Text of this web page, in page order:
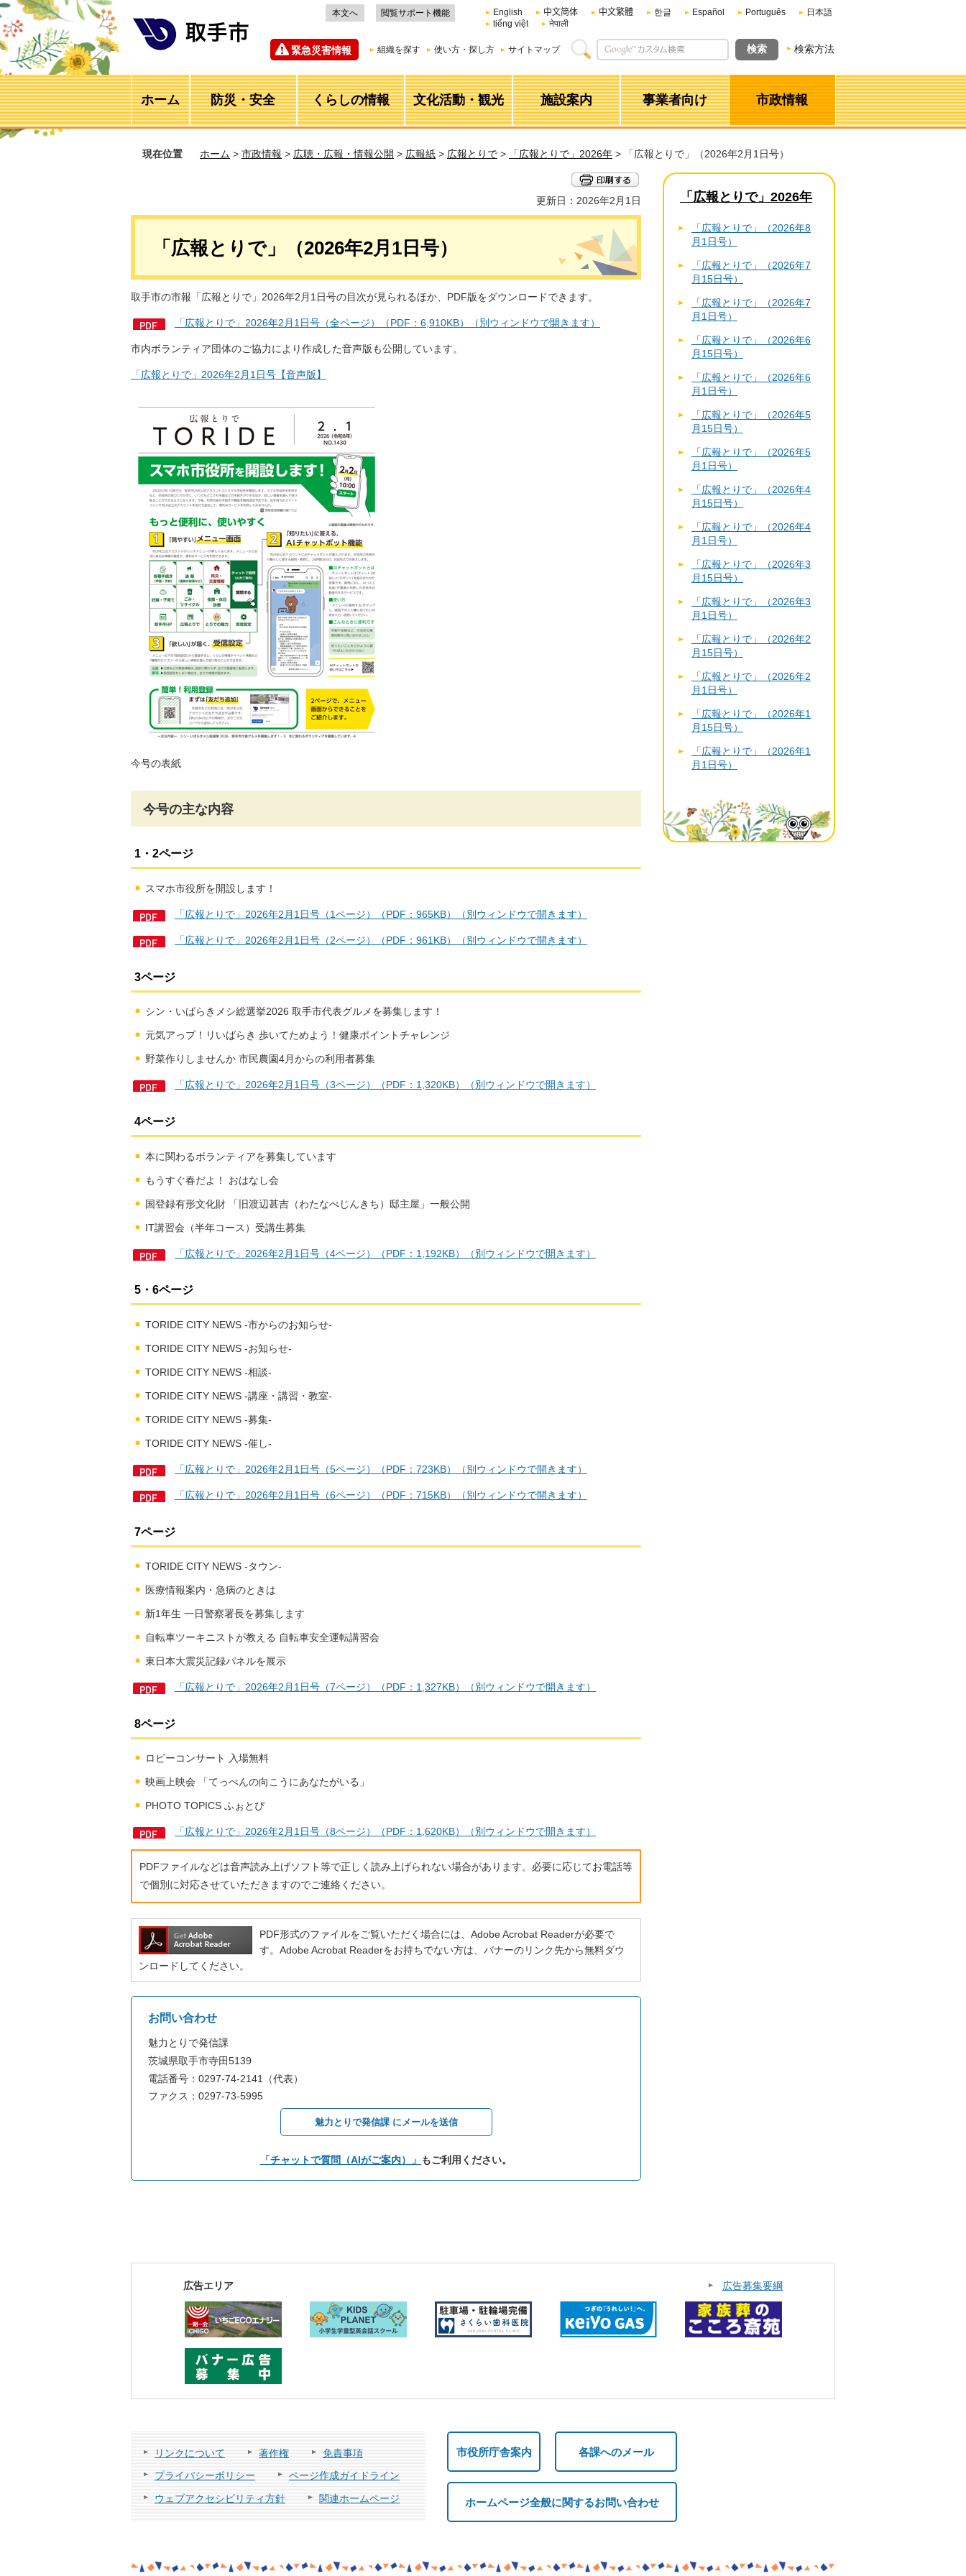
本文へ 閲覧サポート機能 English 中文简体 中文繁體 한글 Español Português
日本語
tiếng việt
नेपाली
緊急災害情報 組織を探す 使い方・探し方 サイトマップ 検索方法
ホーム 防災・安全 くらしの情報 文化活動・観光 施設案内 事業者向け 市政情報
現在位置 ホーム > 市政情報 > 広聴・広報・情報公開 > 広報紙 > 広報とりで > 「広報とりで」2026年 > 「広報とりで」（2026年2月1日号）
更新日：2026年2月1日
「広報とりで」（2026年2月1日号）
取手市の市報「広報とりで」2026年2月1日号の目次が見られるほか、PDF版をダウンロードできます。
「広報とりで」2026年2月1日号（全ページ）（PDF：6,910KB）（別ウィンドウで開きます）
市内ボランティア団体のご協力により作成した音声版も公開しています。
「広報とりで」2026年2月1日号【音声版】
今号の表紙
今号の主な内容
1・2ページ
スマホ市役所を開設します！
「広報とりで」2026年2月1日号（1ページ）（PDF：965KB）（別ウィンドウで開きます）
「広報とりで」2026年2月1日号（2ページ）（PDF：961KB）（別ウィンドウで開きます）
3ページ
シン・いばらきメシ総選挙2026 取手市代表グルメを募集します！
元気アっプ！リいばらき 歩いてためよう！健康ポイントチャレンジ
野菜作りしませんか 市民農園4月からの利用者募集
「広報とりで」2026年2月1日号（3ページ）（PDF：1,320KB）（別ウィンドウで開きます）
4ページ
本に関わるボランティアを募集しています
もうすぐ春だよ！ おはなし会
国登録有形文化財 「旧渡辺甚吉（わたなべじんきち）邸主屋」一般公開
IT講習会（半年コース）受講生募集
「広報とりで」2026年2月1日号（4ページ）（PDF：1,192KB）（別ウィンドウで開きます）
5・6ページ
TORIDE CITY NEWS -市からのお知らせ-
TORIDE CITY NEWS -お知らせ-
TORIDE CITY NEWS -相談-
TORIDE CITY NEWS -講座・講習・教室-
TORIDE CITY NEWS -募集-
TORIDE CITY NEWS -催し-
「広報とりで」2026年2月1日号（5ページ）（PDF：723KB）（別ウィンドウで開きます）
「広報とりで」2026年2月1日号（6ページ）（PDF：715KB）（別ウィンドウで開きます）
7ページ
TORIDE CITY NEWS -タウン-
医療情報案内・急病のときは
新1年生 一日警察署長を募集します
自転車ツーキニストが教える 自転車安全運転講習会
東日本大震災記録パネルを展示
「広報とりで」2026年2月1日号（7ページ）（PDF：1,327KB）（別ウィンドウで開きます）
8ページ
ロビーコンサート 入場無料
映画上映会 「てっぺんの向こうにあなたがいる」
PHOTO TOPICS ふぉとぴ
「広報とりで」2026年2月1日号（8ページ）（PDF：1,620KB）（別ウィンドウで開きます）
PDFファイルなどは音声読み上げソフト等で正しく読み上げられない場合があります。必要に応じてお電話等
で個別に対応させていただきますのでご連絡ください。
PDF形式のファイルをご覧いただく場合には、Adobe Acrobat Readerが必要で
す。Adobe Acrobat Readerをお持ちでない方は、バナーのリンク先から無料ダウ
ンロードしてください。
お問い合わせ
魅力とりで発信課
茨城県取手市寺田5139
電話番号：0297-74-2141（代表）
ファクス：0297-73-5995
魅力とりで発信課 にメールを送信
「チャットで質問（AIがご案内）」 もご利用ください。
「広報とりで」2026年
「広報とりで」（2026年8
月1日号）
「広報とりで」（2026年7
月15日号）
「広報とりで」（2026年7
月1日号）
「広報とりで」（2026年6
月15日号）
「広報とりで」（2026年6
月1日号）
「広報とりで」（2026年5
月15日号）
「広報とりで」（2026年5
月1日号）
「広報とりで」（2026年4
月15日号）
「広報とりで」（2026年4
月1日号）
「広報とりで」（2026年3
月15日号）
「広報とりで」（2026年3
月1日号）
「広報とりで」（2026年2
月15日号）
「広報とりで」（2026年2
月1日号）
「広報とりで」（2026年1
月15日号）
「広報とりで」（2026年1
月1日号）
広告エリア 広告募集要綱
リンクについて 著作権
免責事項
プライバシーポリシー
ページ作成ガイドライン
ウェブアクセシビリティ方針
関連ホームページ
市役所庁舎案内 各課へのメール
ホームページ全般に関するお問い合わせ